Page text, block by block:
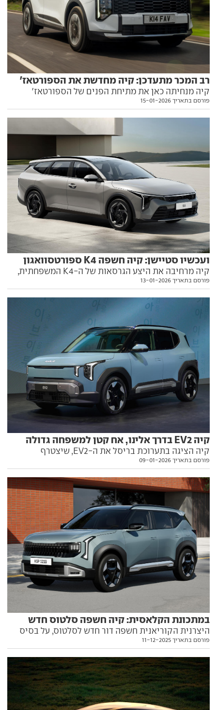
רב המכר מתעדכן: קיה מחדשת את הספורטאז'
קיה מנחיתה כאן את מתיחת הפנים של הספורטאז'
האירופי, שיצטרף לאמריקאי שכבר משווק כאן. עם אותה
פורסם בתאריך 15-01-2026
ועכשיו סטיישן: קיה חשפה K4 ספורטסוואגון
קיה מרחיבה את היצע הגרסאות של ה-K4 המשפחתית,
עם גרסת סטיישן שימושית ומעוצבת. כל מה שצריך לדעת
פורסם בתאריך 13-01-2026
קיה EV2 בדרך אלינו, אח קטן למשפחה גדולה
קיה הציגה בתערוכת בריסל את ה-EV2, שיצטרף
לקטגוריית הפנאי חשמלי מול סוללת מתחרים סיניים. הנה
בישראל
פורסם בתאריך 09-01-2026
במתכונת הקלאסית: קיה חשפה סלטוס חדש
היצרנית הקוריאנית חשפה דור חדש לסלטוס, על בסיס
פלטפורמה מודרנית ובממדים גדולים יותר, אבל עדיין רק
פורסם בתאריך 11-12-2025